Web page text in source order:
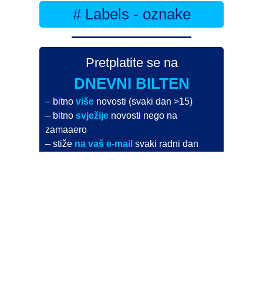
# Labels - oznake
Pretplatite se na
DNEVNI BILTEN
– bitnoviše novosti (svaki dan >15)
– bitnosvježije novosti nego na
zamaaero
– stiže na vaš e-mail svaki radni dan